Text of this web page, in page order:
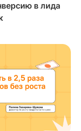
в лида